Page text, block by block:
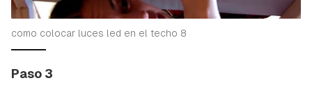
como colocar luces led en el techo 8
Paso 3